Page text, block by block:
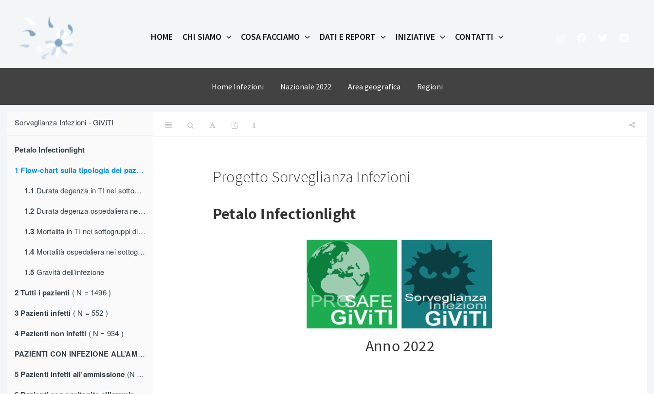
contenuto
HOME CHI SIAMO COSA FACCIAMO DATI E REPORT INIZIATIVE CONTATTI
Home Infezioni Nazionale 2022 Area geografica Regioni